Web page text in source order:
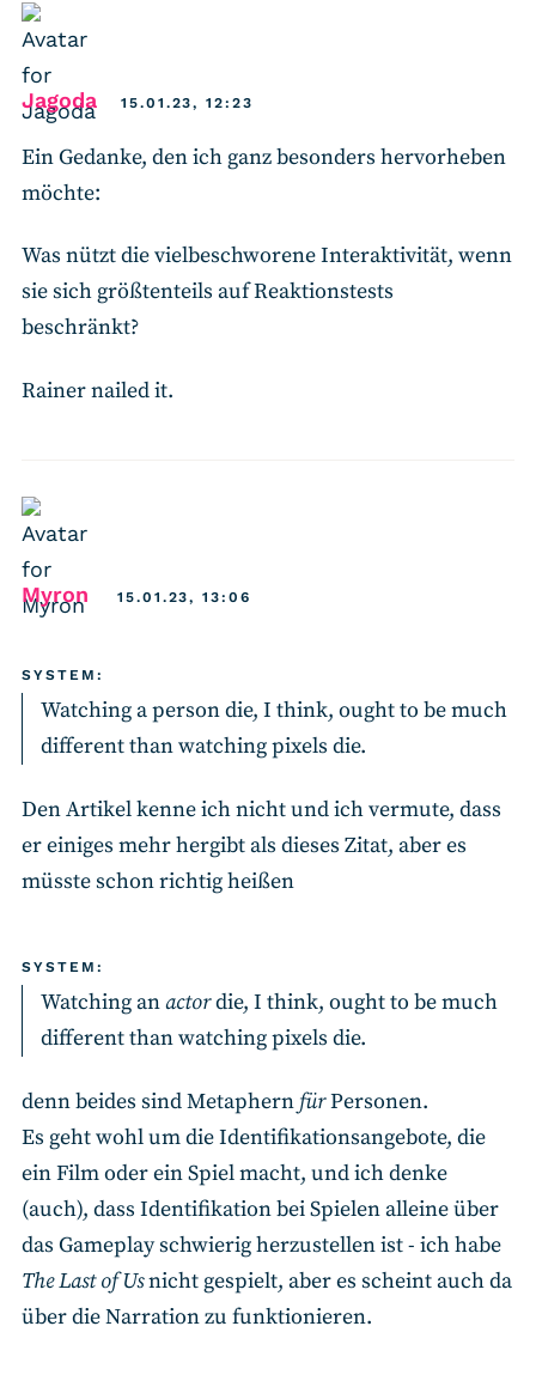
Jagoda says:15.01.23, 12:23
Ein Gedanke, den ich ganz besonders hervorheben
möchte:
Was nützt die vielbeschworene Interaktivität, wenn
sie sich größtenteils auf Reaktionstests
beschränkt?
Rainer nailed it.
Myron says:15.01.23, 13:06
SYSTEM:
Watching a person die, I think, ought to be much
different than watching pixels die.
Den Artikel kenne ich nicht und ich vermute, dass
er einiges mehr hergibt als dieses Zitat, aber es
müsste schon richtig heißen
SYSTEM:
Watching anactordie, I think, ought to be much
different than watching pixels die.
denn beides sind Metaphern fürPersonen.
Es geht wohl um die Identifikationsangebote, die
ein Film oder ein Spiel macht, und ich denke
(auch), dass Identifikation bei Spielen alleine über
das Gameplay schwierig herzustellen ist - ich habe
The Last of Usnicht gespielt, aber es scheint auch da
über die Narration zu funktionieren.